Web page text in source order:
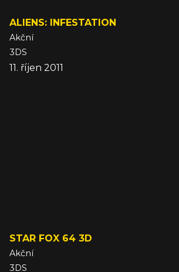
ALIENS: INFESTATION
Akční
3DS
11. říjen 2011
STAR FOX 64 3D
Akční
3DS